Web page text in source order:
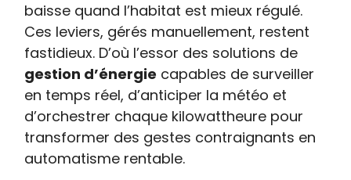
baisse quand l’habitat est mieux régulé.
Ces leviers, gérés manuellement, restent
fastidieux. D’où l’essor des solutions de
gestion d’énergie capables de surveiller
en temps réel, d’anticiper la météo et
d’orchestrer chaque kilowattheure pour
transformer des gestes contraignants en
automatisme rentable.